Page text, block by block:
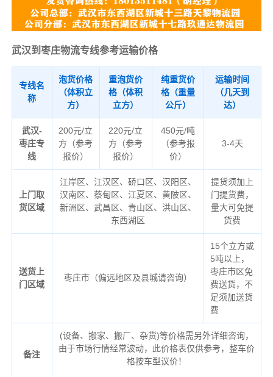
武汉到枣庄物流专线参考运输价格
专线名
称
泡货价格
（体积立
方）
重泡货价
格（体积
立方）
纯重货价
格（重量
公斤）
运输时间
（几天到
达）
武汉-
枣庄专
线
200元/立
方（参考
报价）
220元/立
方（参考
报价）
450元/吨
（参考报
价）
3-4天
上门取
货区域
江岸区、江汉区、硚口区、汉阳区、
汉南区、蔡甸区、江夏区、黄陂区、
新洲区、武昌区、青山区、洪山区、
东西湖区
提货须加上
门提货费，
量大可免提
货费
送货上
门区域
枣庄市（偏远地区及县城请咨询）
15个立方或
5吨以上，
枣庄市区免
费送货，不
足须加送货
费
备注
(设备、搬家、搬厂、杂货)等价格需另外详细咨询，
由于市场行情经常波动，此价格表仅供参考，整车价
格按车型议价！